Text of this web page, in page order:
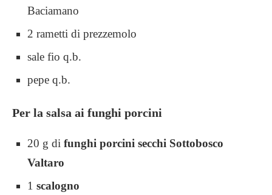
Baciamano
2 rametti di prezzemolo
sale fio q.b.
pepe q.b.
Per la salsa ai funghi porcini
20 g di funghi porcini secchi Sottobosco
Valtaro
1 scalogno